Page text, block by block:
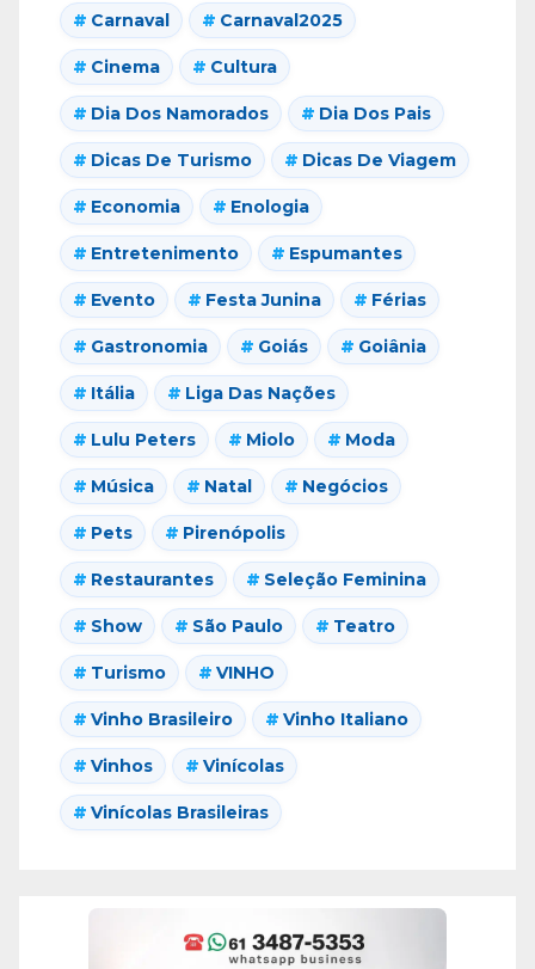
Carnaval Carnaval2025
Cinema Cultura
Dia Dos Namorados Dia Dos Pais
Dicas De Turismo Dicas De Viagem
Economia Enologia
Entretenimento Espumantes
Evento Festa Junina Férias
Gastronomia Goiás Goiânia
Itália Liga Das Nações
Lulu Peters Miolo Moda
Música Natal Negócios
Pets Pirenópolis
Restaurantes Seleção Feminina
Show São Paulo Teatro
Turismo VINHO
Vinho Brasileiro Vinho Italiano
Vinhos Vinícolas
Vinícolas Brasileiras